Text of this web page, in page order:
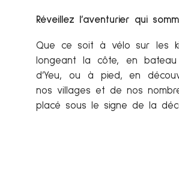
Réveillez l’aventurier qui
Que ce soit à vélo sur les
longeant la côte, en
d’Yeu, ou à pied, en
nos villages et de nos
placé sous le signe de la